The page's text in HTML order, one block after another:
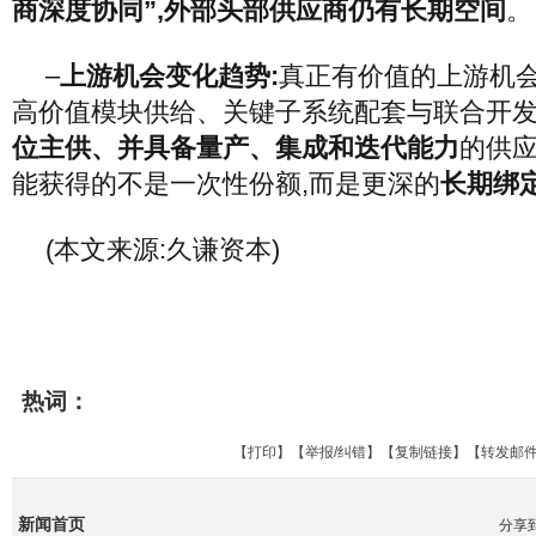
商深度协同”,外部头部供应商仍有长期空间 。
–上游机会变化趋势:真正有价值的上游机
高价值模块供给、关键子系统配套与联合开
位主供、并具备量产、集成和迭代能力的供
能获得的不是一次性份额,而是更深的长期绑
(本文来源:久谦资本)
热词：
【打印 】【举报/纠错】【复制链接】【转发邮
新闻首页 分享